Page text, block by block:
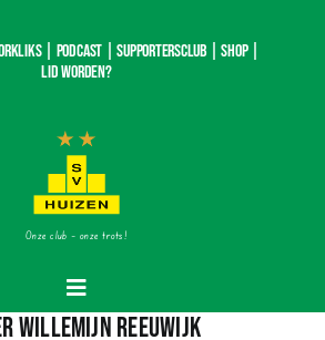
| Podcast |Supportersclub|Shop|
Lid worden?
Onze club – onze trots!
Toggle
Navigatie
Willemijn Reeuwijk